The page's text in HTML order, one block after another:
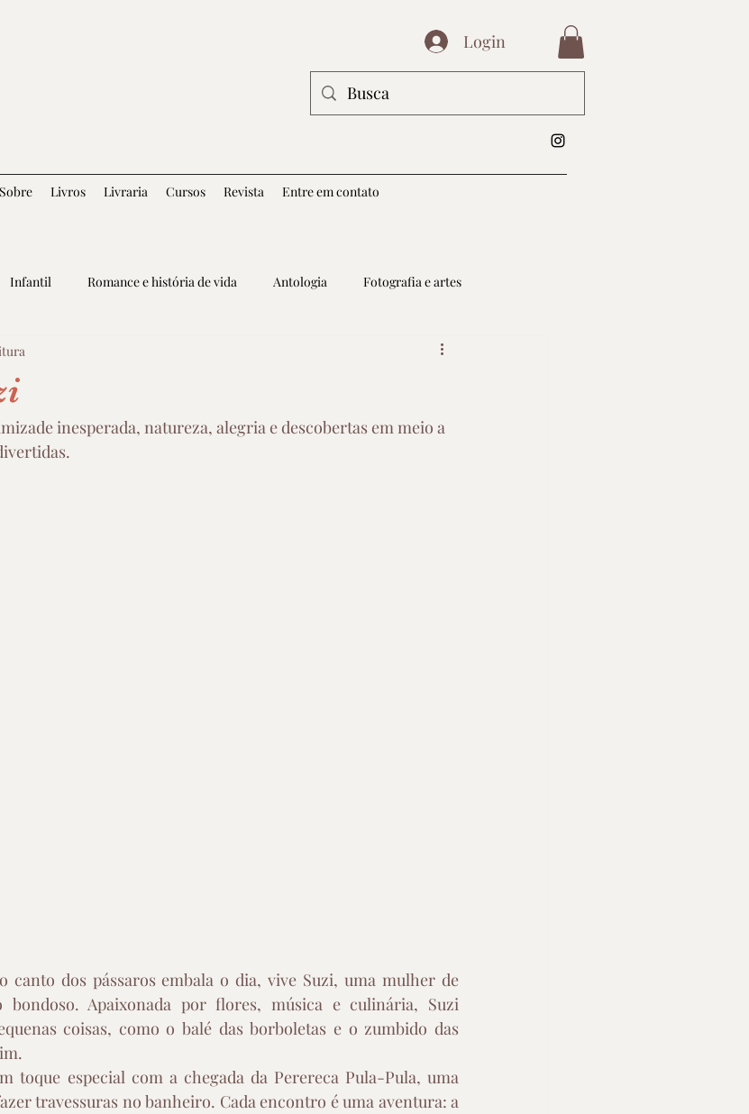
Sobre Livros Livraria Cursos Revista Entre em contato
Login
Infantil Romance e história de vida Antologia Fotografia e artes
inesperada, natureza, alegria e descobertas em meio a
canto dos pássaros embala o dia, vive Suzi, uma mulher de
bondoso. Apaixonada por flores, música e culinária, Suzi
coisas, como o balé das borboletas e o zumbido das
toque especial com a chegada da Perereca Pula-Pula, uma
travessuras no banheiro. Cada encontro é uma aventura: a